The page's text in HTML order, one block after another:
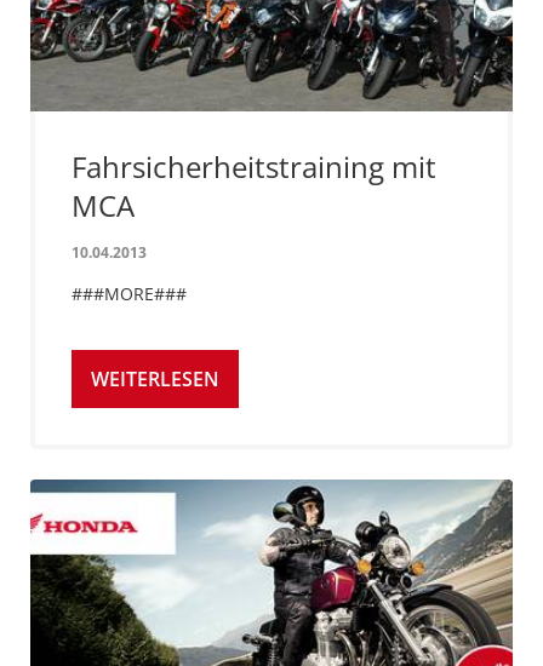
Fahrsicherheitstraining mit
MCA
10.04.2013
###MORE###
WEITERLESEN